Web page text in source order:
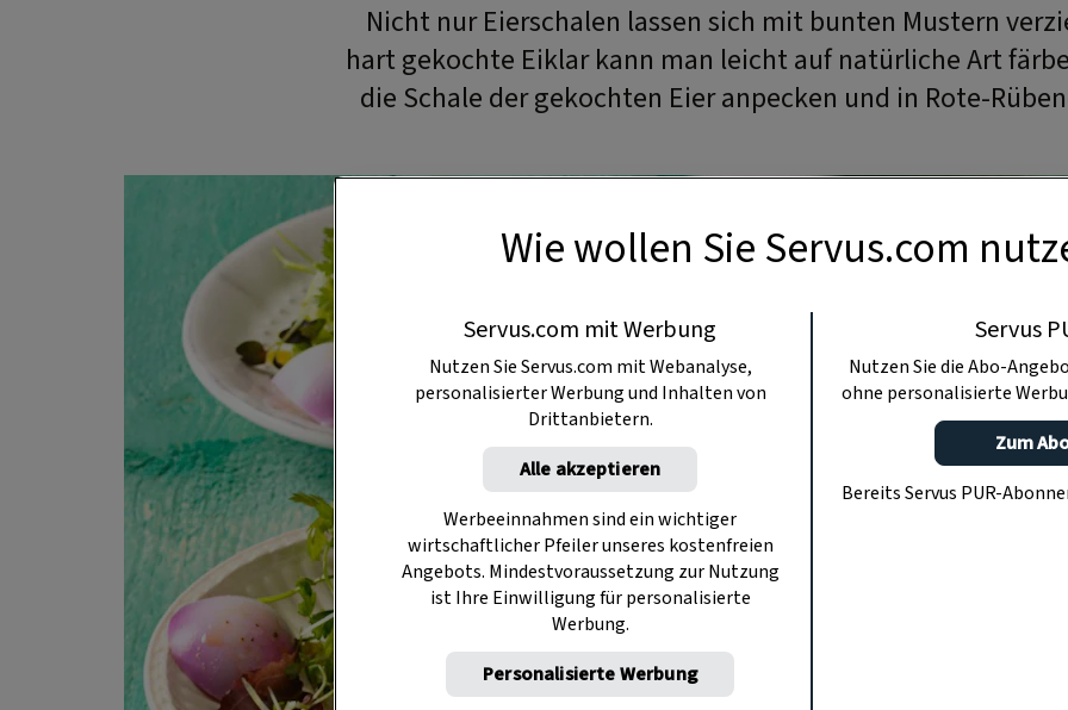
Nicht nur Eierschalen lassen sich mit bunten Mustern
hart gekochte Eiklar kann man leicht auf natürliche Art
die Schale der gekochten Eier anpecken und in Rote-
Wie wollen Sie Servus.com
Servus.com mit Werbung
Nutzen Sie Servus.com mit Webanalyse,
personalisierter Werbung und Inhalten von
Drittanbietern.
Alle akzeptieren
Werbeeinnahmen sind ein wichtiger
wirtschaftlicher Pfeiler unseres kostenfreien
Angebots. Mindestvoraussetzung zur Nutzung
ist Ihre Einwilligung für personalisierte
Werbung.
Personalisierte Werbung
Servus
Nutzen Sie die Abo-
ohne personalisierte
Zum
Bereits Servus PUR-